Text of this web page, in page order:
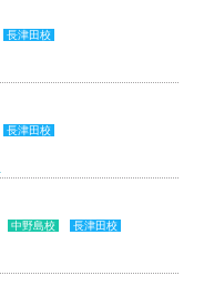
長津田校
長津田校
中野島校 長津田校